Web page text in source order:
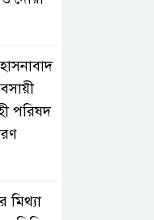
পরিষদ
মিথ্যা